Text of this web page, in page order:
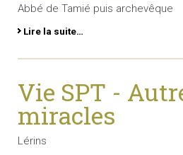
Abbé de Tamié puis archevêque
Lire la suite…
Vie SPT -
miracles
Lérins